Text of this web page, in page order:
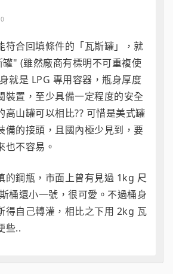
符合回填條件的「瓦斯罐」，就
" (雖然廠商有標明不可重複使
就是 LPG 專用容器，瓶身厚度
裝置，至少具備一定程度的安全
高山罐可以相比?? 可惜是美式罐
備的接頭，且國內極少見到，要
也不容易。
的鋼瓶，市面上曾有見過 1kg 尺
桶還小一號，很可愛。不過桶身
得自己轉灌，相比之下用 2kg 瓦
些..